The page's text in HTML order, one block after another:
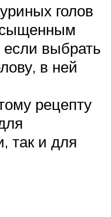
голов
если выбрать
в ней
рецепту
так и для